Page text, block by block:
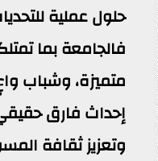
حلول عملية
فالجامعة بما
متميزة، وشباب
إحداث فارق
وتعزيز ثقافة